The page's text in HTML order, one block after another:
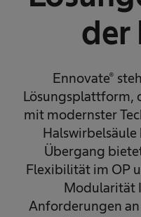
der
Ennovate®
Lösungsplattform,
mit modernster
Übergang
Flexibilität im OP
Modularität
Anforderungen